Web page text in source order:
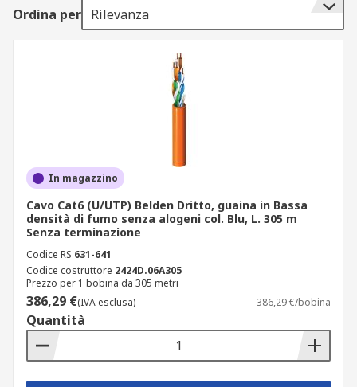
Ordina per Rilevanza
In magazzino
Cavo Cat6 (U/UTP) Belden Dritto, guaina in Bassa
densità di fumo senza alogeni col. Blu, L. 305 m
Senza terminazione
Codice RS 631-641
Codice costruttore 2424D.06A305
Prezzo per 1 bobina da 305 metri
386,29 €(IVA esclusa) 386,29 €/bobina
Quantità